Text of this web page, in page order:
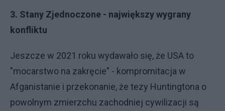
3. Stany Zjednoczone - największy wygrany
konfliktu
Jeszcze w 2021 roku wydawało się, że USA to
"mocarstwo na zakręcie" - kompromitacja w
Afganistanie i przekonanie, że tezy Huntingtona o
powolnym zmierzchu zachodniej cywilizacji są